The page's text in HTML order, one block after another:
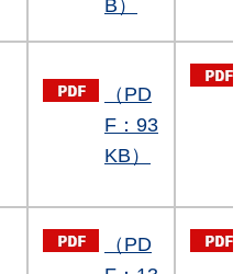
B）
（PD
F：93
KB）
（PD